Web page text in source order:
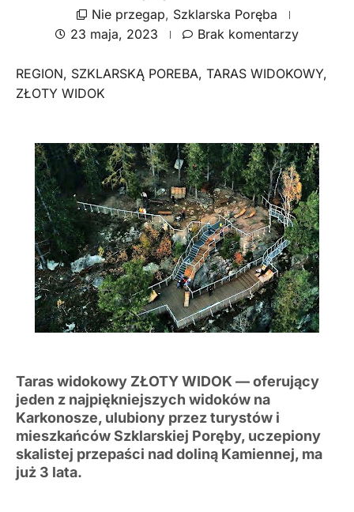
Nie przegap, Szklarska Poręba
23 maja, 2023
Brak komentarzy
REGION, SZKLARSKĄ POREBA, TARAS WIDOKOWY,
ZŁOTY WIDOK
Taras widokowy ZŁOTY WIDOK — oferujący
jeden z najpiękniejszych widoków na
Karkonosze, ulubiony przez turystów i
mieszkańców Szklarskiej Poręby, uczepiony
skalistej przepaści nad doliną Kamiennej, ma
już 3 lata.